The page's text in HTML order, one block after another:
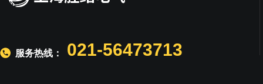
服务热线： 021-56473713